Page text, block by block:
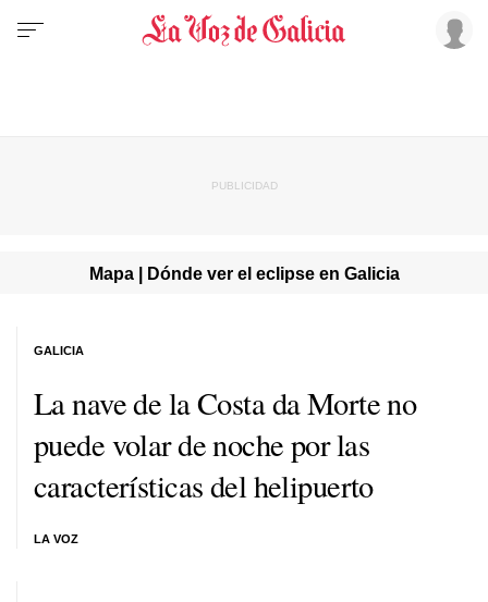
Mapa | Dónde ver el eclipse en Galicia
La nave de la Costa da Morte no
puede volar de noche por las
características del helipuerto
LA VOZ
GALICIA